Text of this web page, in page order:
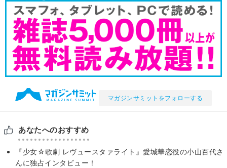
マガジンサミットをフォローする
あなたへのおすすめ
『少女☆歌劇 レヴュースタァライト』愛城華恋役の小山百代さ
んに独占インタビュー！